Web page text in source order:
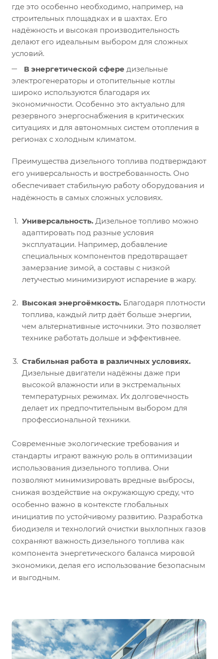
где это особенно необходимо, например, на
строительных площадках и в шахтах. Его
надёжность и высокая производительность
делают его идеальным выбором для сложных
условий.
В энергетической сфере дизельные
электрогенераторы и отопительные котлы
широко используются благодаря их
экономичности. Особенно это актуально для
резервного энергоснабжения в критических
ситуациях и для автономных систем отопления в
регионах с холодным климатом.
Преимущества дизельного топлива подтверждают
его универсальность и востребованность. Оно
обеспечивает стабильную работу оборудования и
надёжность в самых сложных условиях.
Универсальность. Дизельное топливо можно
адаптировать под разные условия
эксплуатации. Например, добавление
специальных компонентов предотвращает
замерзание зимой, а составы с низкой
летучестью минимизируют испарение в жару.
Высокая энергоёмкость. Благодаря плотности
топлива, каждый литр даёт больше энергии,
чем альтернативные источники. Это позволяет
технике работать дольше и эффективнее.
Стабильная работа в различных условиях.
Дизельные двигатели надёжны даже при
высокой влажности или в экстремальных
температурных режимах. Их долговечность
делает их предпочтительным выбором для
профессиональной техники.
Современные экологические требования и
стандарты играют важную роль в оптимизации
использования дизельного топлива. Они
позволяют минимизировать вредные выбросы,
снижая воздействие на окружающую среду, что
особенно важно в контексте глобальных
инициатив по устойчивому развитию. Разработка
биодизеля и технологий очистки выхлопных газов
сохраняют важность дизельного топлива как
компонента энергетического баланса мировой
экономики, делая его использование безопасным
и выгодным.